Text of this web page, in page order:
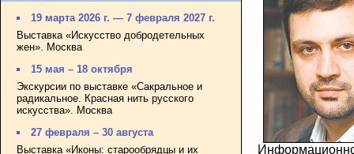
19 марта 2026 г. — 7 февраля 2027 г.
Выставка «Искусство добродетельных
жен». Москва
15 мая – 18 октября
Экскурсии по выставке «Сакральное и
радикальное. Красная нить русского
искусства». Москва
27 февраля – 30 августа
Выставка «Иконы: старообрядцы и их